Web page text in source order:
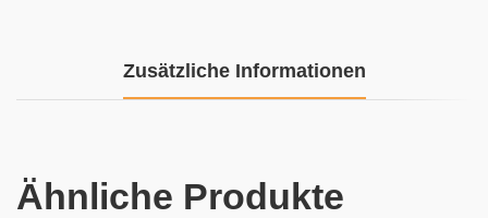
Zusätzliche Informationen
Ähnliche Produkte